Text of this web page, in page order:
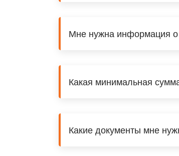
Мне нужна информация о
Какая минимальная
Какие документы мне